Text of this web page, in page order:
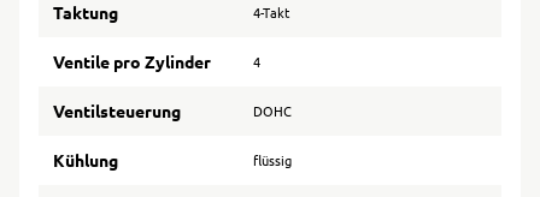
Taktung 4-Takt
Ventile pro Zylinder 4
Ventilsteuerung DOHC
Kühlung flüssig